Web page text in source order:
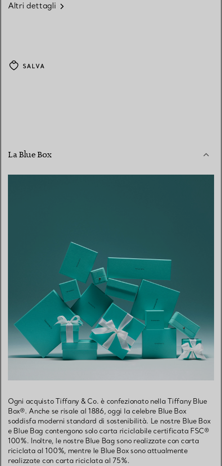
Altri dettagli
SALVA
La Blue Box
Ogni acquisto Tiffany & Co. è confezionato nella Tiffany Blue
Box®. Anche se risale al 1886, oggi la celebre Blue Box
soddisfa moderni standard di sostenibilità. Le nostre Blue Box
e Blue Bag contengono solo carta riciclabile certificata FSC®
100%. Inoltre, le nostre Blue Bag sono realizzate con carta
riciclata al 100%, mentre le Blue Box sono attualmente
realizzate con carta riciclata al 75%.